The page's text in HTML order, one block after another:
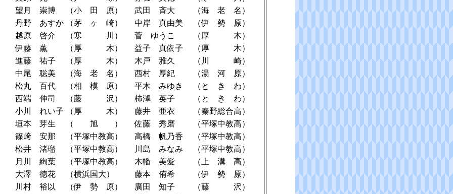
望月 崇博
（小 田 原） 武田 斉大
（海 老 名）
丹野 あすか
（茅 ヶ 崎） 中岸 真由美
（伊 勢 原）
越原 啓介
（寒 川） 菅 ゆうこ
（厚 木）
伊藤 薫
（厚 木） 益子 真依子
（厚 木）
進藤 祐子
（厚 木） 木戸 雅久
（川 崎）
中尾 聡美
（海 老 名） 西村 厚紀
（湯 河 原）
松丸 百代
（相 模 原） 平木 みゆき
（と き わ）
西端 伸司
（藤 沢） 柿澤 英子
（と き わ）
小川 れい子
（厚 木） 藤井 亜衣
（秦野総合高）
垣本 芽生
（ 旭 ） 佐藤 秀磨
（平塚中教高）
篠﨑 安那
（平塚中教高） 高橋 帆乃香
（平塚中教高）
松井 渚瑠
（平塚中教高） 川島 みなみ
（平塚中教高）
月川 絢葉
（平塚中教高） 木幡 美愛
（上 溝 高）
大澤 徳花
（横浜国大） 藤本 侑希
（伊 勢 原）
川村 裕以
（伊 勢 原） 廣田 知子
（藤 沢）